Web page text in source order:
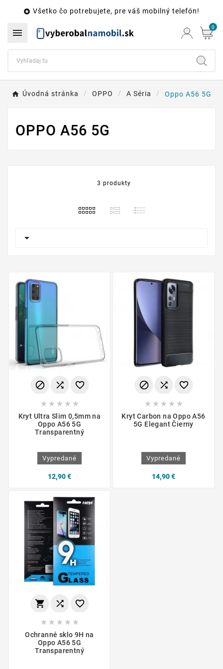
 Všetko čo potrebujete, pre váš mobilný telefón!
 0
Úvodná stránka OPPO A Séria Oppo A56 5G
OPPO A56 5G
3 produkty

  
    
Kryt Ultra Slim 0,5mm na
Oppo A56 5G
Transparentný
Vypredané
12,90 €
  
    
Kryt Carbon na Oppo A56
5G Elegant Čierny
Vypredané
14,90 €
  
    
Ochranné sklo 9H na
Oppo A56 5G
Transparentný